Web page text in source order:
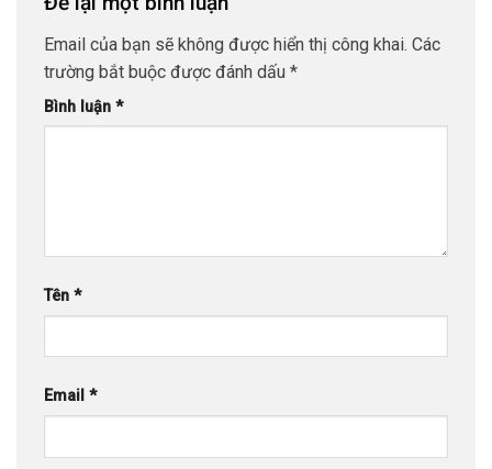
Email của bạn sẽ không được hiển thị công khai. Các
trường bắt buộc được đánh dấu *
Bình luận *
Tên *
Email *